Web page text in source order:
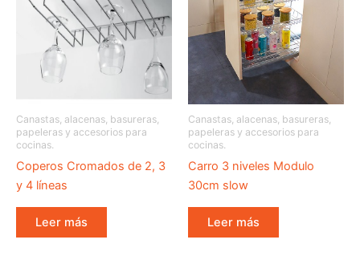
Canastas, alacenas, basureras,
papeleras y accesorios para
cocinas.
Coperos Cromados de 2, 3
y 4 líneas
Leer más
Canastas, alacenas, basureras,
papeleras y accesorios para
cocinas.
Carro 3 niveles Modulo
30cm slow
Leer más